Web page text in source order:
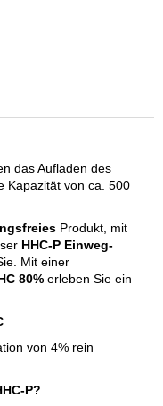
das Aufladen des
Kapazität von ca. 500
Produkt, mit
HHC-P Einweg-
Mit einer
80% erleben Sie ein
von 4% rein
P?